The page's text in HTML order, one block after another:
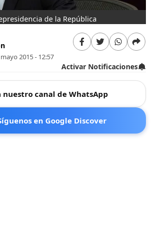
de la República
2015 - 12:57
Activar Notificaciones
nuestro canal de WhatsApp
en Google Discover